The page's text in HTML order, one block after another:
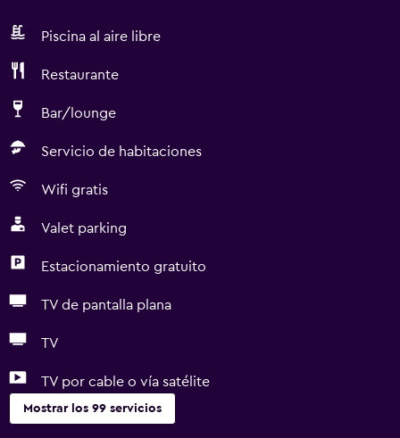
Piscina al aire libre
Restaurante
Bar/lounge
Servicio de habitaciones
Wifi gratis
Valet parking
Estacionamiento gratuito
TV de pantalla plana
TV
TV por cable o vía satélite
Mostrar los 99 servicios